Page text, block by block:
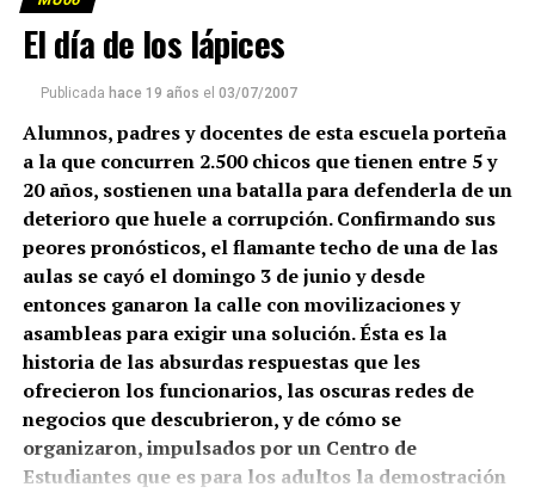
El día de los lápices
Publicada hace 19 años el 03/07/2007
Alumnos, padres y docentes de esta escuela porteña
a la que concurren 2.500 chicos que tienen entre 5 y
20 años, sostienen una batalla para defenderla de un
deterioro que huele a corrupción. Confirmando sus
peores pronósticos, el flamante techo de una de las
aulas se cayó el domingo 3 de junio y desde
entonces ganaron la calle con movilizaciones y
asambleas para exigir una solución. Ésta es la
historia de las absurdas respuestas que les
ofrecieron los funcionarios, las oscuras redes de
negocios que descubrieron, y de cómo se
organizaron, impulsados por un Centro de
Estudiantes que es para los adultos la demostración